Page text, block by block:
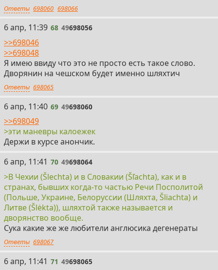
Ответы 698060 698066
68
6 апр, 11:39 68 49698056
>>698046
>>698048
Я имею ввиду что это не просто есть такое слово.
Дворянин на чешском будет именно шляхтич
Ответы 698065
69
6 апр, 11:40 69 49698060
>>698049
>эти маневры калоежек
Держи в курсе анончик.
70
6 апр, 11:41 70 49698064
>В Чехии (Šlechta) и в Словакии (Šľachta), как и в
странах, бывших когда-то частью Речи Посполитой
(Польше, Украине, Белоруссии (Шляхта, Šliachta) и
Литве (Šlėkta)), шляхтой также называется и
дворянство вообще.
Сука какие же же любители англюсика дегенераты
Ответы 698067
71
6 апр, 11:41 71 49698065